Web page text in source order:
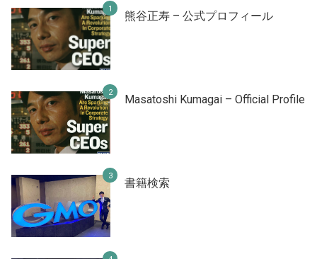
熊谷正寿 – 公式プロフィール
Masatoshi Kumagai – Official Profile
書籍検索